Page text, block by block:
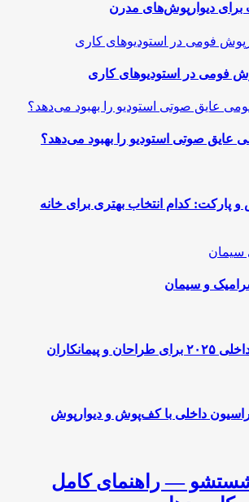
دیوارپوش‌های مدرن
فومی در استودیوهای کاری
عایق صوتی استودیو را بهبود می‌دهد؟
پارکت: کدام انتخاب بهتری برای خانه
و سیمان
داخلی با کف‌پوش و دیوارپوش
— راهنمای کامل